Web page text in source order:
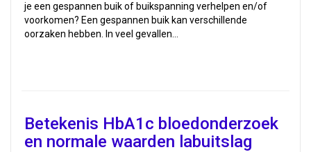
je een gespannen buik of buikspanning verhelpen en/of
voorkomen? Een gespannen buik kan verschillende
oorzaken hebben. In veel gevallen…
Betekenis HbA1c bloedonderzoek
en normale waarden labuitslag